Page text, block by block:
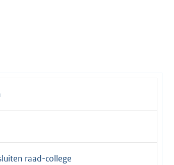
raad-college